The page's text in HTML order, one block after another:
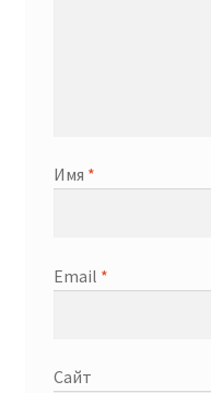
Имя *
Email *
Сайт